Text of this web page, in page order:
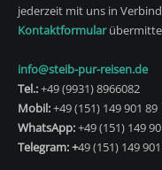
jederzeit mit uns in
Kontaktformular
info@steib-pur-reisen.de
Tel.:+49 (9931) 8966082
Mobil:+49 (151) 149 901 89
WhatsApp:+49 (151) 149
Telegram: +49 (151) 149